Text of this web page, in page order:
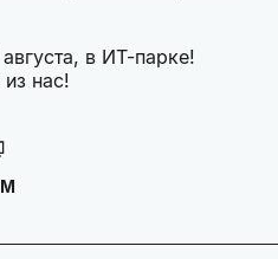
в ИТ-парке!
нас!